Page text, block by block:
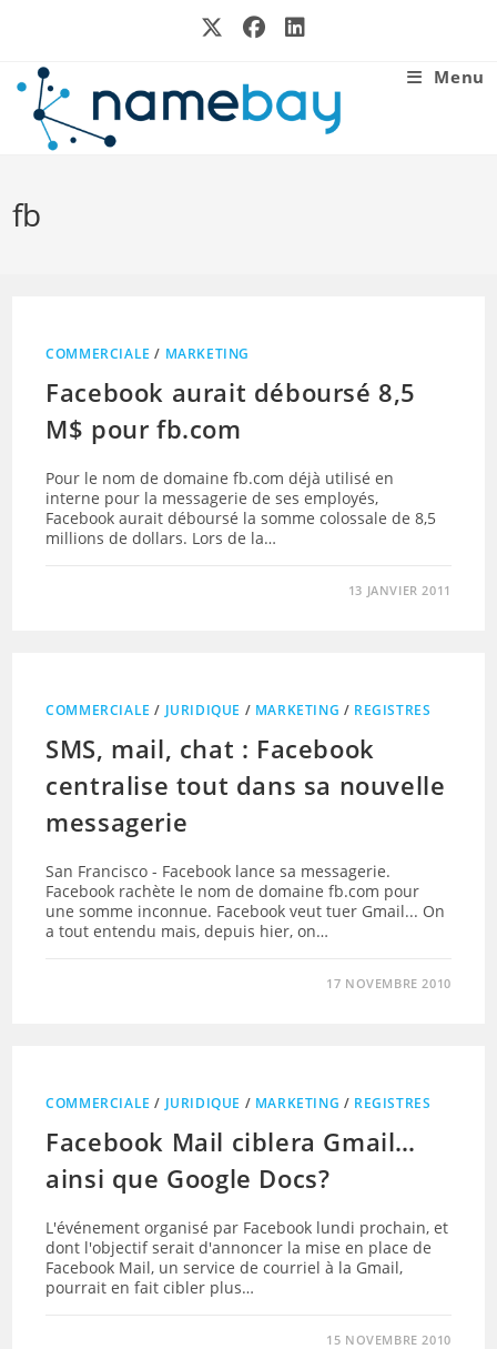
Menu
fb
COMMERCIALE / MARKETING
Facebook aurait déboursé 8,5
M$ pour fb.com
Pour le nom de domaine fb.com déjà utilisé en
interne pour la messagerie de ses employés,
Facebook aurait déboursé la somme colossale de 8,5
millions de dollars. Lors de la…
13 JANVIER 2011
COMMERCIALE / JURIDIQUE / MARKETING / REGISTRES
SMS, mail, chat : Facebook
centralise tout dans sa nouvelle
messagerie
San Francisco - Facebook lance sa messagerie.
Facebook rachète le nom de domaine fb.com pour
une somme inconnue. Facebook veut tuer Gmail... On
a tout entendu mais, depuis hier, on…
17 NOVEMBRE 2010
COMMERCIALE / JURIDIQUE / MARKETING / REGISTRES
Facebook Mail ciblera Gmail…
ainsi que Google Docs?
L'événement organisé par Facebook lundi prochain, et
dont l'objectif serait d'annoncer la mise en place de
Facebook Mail, un service de courriel à la Gmail,
pourrait en fait cibler plus…
15 NOVEMBRE 2010